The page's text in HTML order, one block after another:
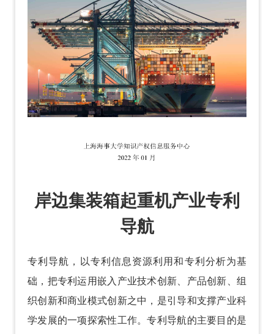
岸边集装箱起重机产业专利
导航
专利导航，以专利信息资源利用和专利分析为基
础，把专利运用嵌入产业技术创新、产品创新、组
织创新和商业模式创新之中，是引导和支撑产业科
学发展的一项探索性工作。专利导航的主要目的是